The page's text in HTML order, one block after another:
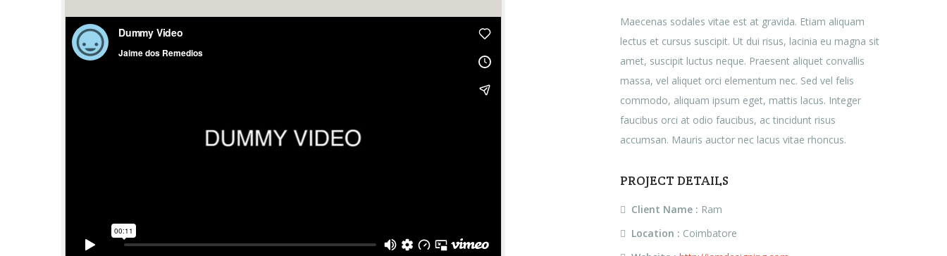
Maecenas sodales vitae est at gravida. Etiam aliquam
lectus et cursus suscipit. Ut dui risus, lacinia eu magna sit
amet, suscipit luctus neque. Praesent aliquet convallis
massa, vel aliquet orci elementum nec. Sed vel felis
commodo, aliquam ipsum eget, mattis lacus. Integer
faucibus orci at odio faucibus, ac tincidunt risus
accumsan. Mauris auctor nec lacus vitae rhoncus.
PROJECT DETAILS
Client Name : Ram
Location : Coimbatore